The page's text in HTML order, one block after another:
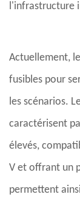
l'infrastructure
Actuellement,
fusibles pour
les scénarios.
caractérisent
élevés,
V et offrant un
permettent